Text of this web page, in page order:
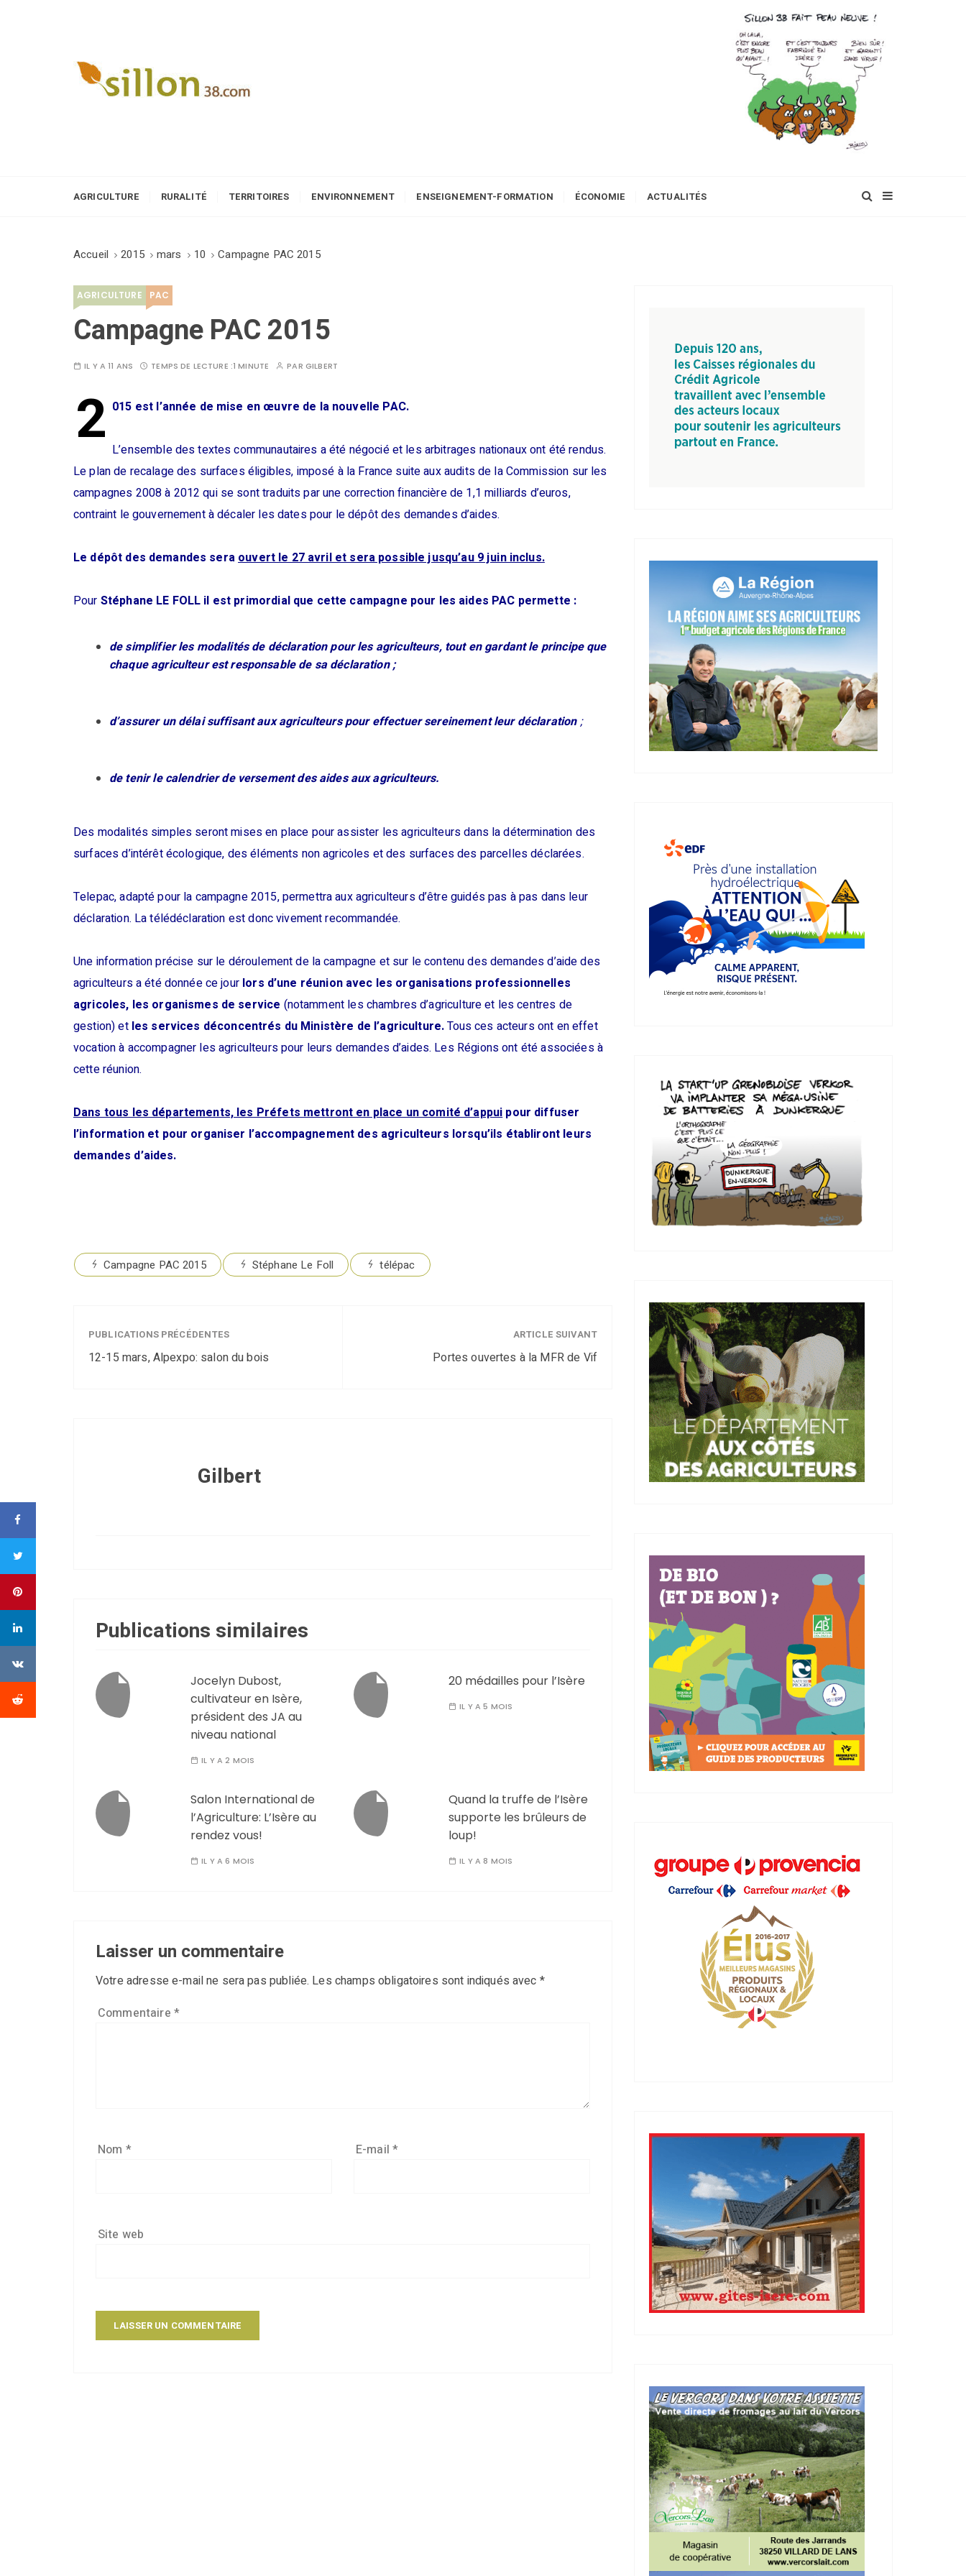
AGRICULTURE RURALITÉ TERRITOIRES ENVIRONNEMENT ENSEIGNEMENT-FORMATION ÉCONOMIE ACTUALITÉS
Accueil 2015 mars 10 Campagne PAC 2015
AGRICULTURE PAC
Campagne PAC 2015
IL Y A 11 ANS TEMPS DE LECTURE :1 MINUTE PAR GILBERT
2 015 est l’année de mise en œuvre de la nouvelle PAC.
L’ensemble des textes communautaires a été négocié et les arbitrages nationaux ont été rendus.
Le plan de recalage des surfaces éligibles, imposé à la France suite aux audits de la Commission sur les
campagnes 2008 à 2012 qui se sont traduits par une correction financière de 1,1 milliards d’euros,
contraint le gouvernement à décaler les dates pour le dépôt des demandes d’aides.
Le dépôt des demandes seraouvert le 27 avril et sera possible jusqu’au 9 juin inclus.
Pour Stéphane LE FOLL il est primordial que cette campagne pour les aides PAC permette :
de simplifier les modalités de déclaration pour les agriculteurs, tout en gardant le principe que
chaque agriculteur est responsable de sa déclaration ;
d’assurer un délai suffisant aux agriculteurs pour effectuer sereinement leur déclaration;
de tenir le calendrier de versement des aides aux agriculteurs.
Des modalités simples seront mises en place pour assister les agriculteurs dans la détermination des
surfaces d’intérêt écologique, des éléments non agricoles et des surfaces des parcelles déclarées.
Telepac, adapté pour la campagne 2015, permettra aux agriculteurs d’être guidés pas à pas dans leur
déclaration. La télédéclaration est donc vivement recommandée.
Une information précise sur le déroulement de la campagne et sur le contenu des demandes d’aide des
agriculteurs a été donnée ce jour lors d’une réunion avec les organisations professionnelles
agricoles, les organismes de service (notamment les chambres d’agriculture et les centres de
gestion) etles services déconcentrés du Ministère de l’agriculture.Tous ces acteurs ont en effet
vocation à accompagner les agriculteurs pour leurs demandes d’aides. Les Régions ont été associées à
cette réunion.
Dans tous les départements, les Préfets mettront en place un comité d’appuipour diffuser
l’information et pour organiser l’accompagnement des agriculteurs lorsqu’ils établiront leurs
demandes d’aides.
Campagne PAC 2015 Stéphane Le Foll télépac
PUBLICATIONS PRÉCÉDENTES
12-15 mars, Alpexpo: salon du bois
ARTICLE SUIVANT
Portes ouvertes à la MFR de Vif
Gilbert
Publications similaires
Jocelyn Dubost,
cultivateur en Isère,
président des JA au
niveau national
IL Y A 2 MOIS
20 médailles pour l’Isère
IL Y A 5 MOIS
Salon International de
l’Agriculture: L’Isère au
rendez vous!
IL Y A 6 MOIS
Quand la truffe de l’Isère
supporte les brûleurs de
loup!
IL Y A 8 MOIS
Laisser un commentaire
Votre adresse e-mail ne sera pas publiée. Les champs obligatoires sont indiqués avec *
Commentaire *
Nom * E-mail*
Site web